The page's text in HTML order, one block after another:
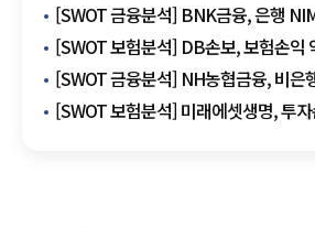
[SWOT 금융분석] BNK금융, 은행
회복…생산적 금융·비은행 확대가 기회
[SWOT 보험분석] DB손보, 보험손익
CSM·자본 적정성은 안정권
[SWOT 금융분석] NH농협금융, 비은
개선…생산적 금융으로 성장 축 확대
[SWOT 보험분석] 미래에셋생명, 투